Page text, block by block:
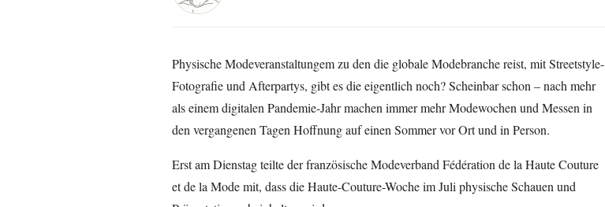
Physische Modeveranstaltungem zu den die globale Modebranche reist, mit Streetstyle-
Fotografie und Afterpartys, gibt es die eigentlich noch? Scheinbar schon – nach mehr
als einem digitalen Pandemie-Jahr machen immer mehr Modewochen und Messen in
den vergangenen Tagen Hoffnung auf einen Sommer vor Ort und in Person.
Erst am Dienstag teilte der französische Modeverband Fédération de la Haute Couture
et de la Mode mit, dass die Haute-Couture-Woche im Juli physische Schauen und